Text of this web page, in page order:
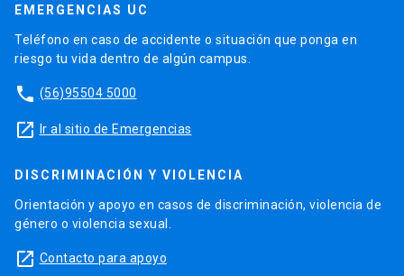
EMERGENCIAS UC
Teléfono en caso de accidente o situación que ponga en
riesgo tu vida dentro de algún campus.
phone (56)95504 5000
launch Ir al sitio de Emergencias
DISCRIMINACIÓN Y VIOLENCIA
Orientación y apoyo en casos de discriminación, violencia de
género o violencia sexual.
launch Contacto para apoyo